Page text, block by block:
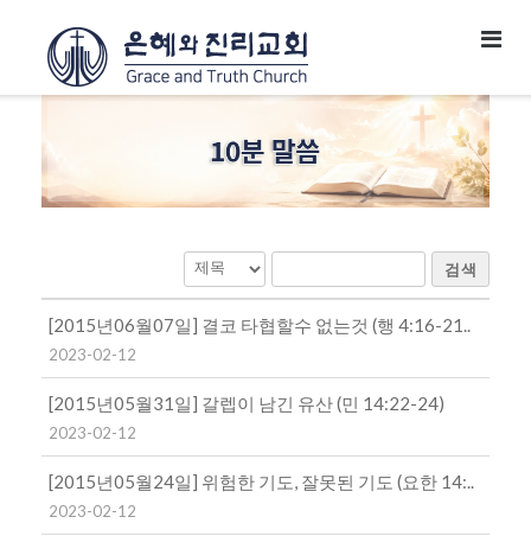
검색
[2015년06월07일] 결코 타협할수 없는것 (행 4:16-21..
2023-02-12
[2015년05월31일] 갈렙이 남긴 유산 (민 14:22-24)
2023-02-12
[2015년05월24일] 위험한 기도, 잘못된 기도 (요한 14:..
2023-02-12